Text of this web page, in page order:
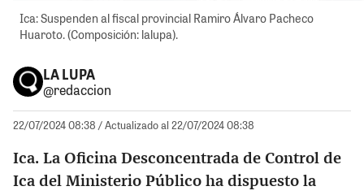
Ica: Suspenden al fiscal provincial Ramiro Álvaro Pacheco
Huaroto. (Composición: lalupa).
LA LUPA
@redaccion
22/07/2024 08:38 / Actualizado al 22/07/2024 08:38
Ica. La Oficina Desconcentrada de Control de
Ica del Ministerio Público ha dispuesto la